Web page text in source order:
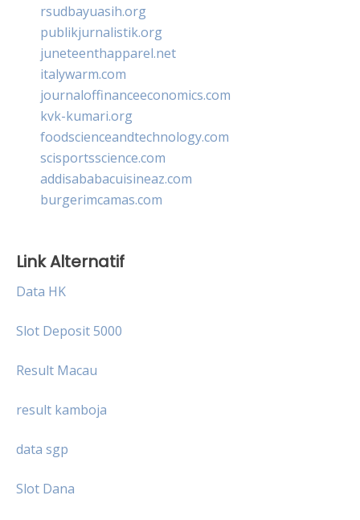
rsudbayuasih.org
publikjurnalistik.org
juneteenthapparel.net
italywarm.com
journaloffinanceeconomics.com
kvk-kumari.org
foodscienceandtechnology.com
scisportsscience.com
addisababacuisineaz.com
burgerimcamas.com
Link Alternatif
Data HK
Slot Deposit 5000
Result Macau
result kamboja
data sgp
Slot Dana